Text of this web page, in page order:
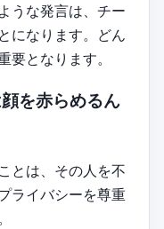
うな発言は、チー
になります。どん
要となります。
を赤らめるん
とは、その人を不
ライバシーを尊重